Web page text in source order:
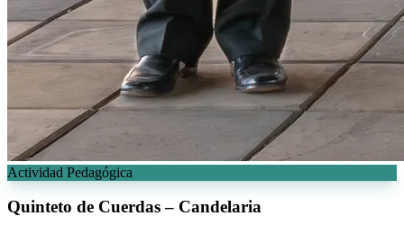
Actividad Pedagógica
Quinteto de Cuerdas – Candelaria